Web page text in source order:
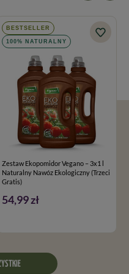
BESTSELLER
100% NATURALNY
Zestaw Ekopomidor Vegano – 3x1 l
Naturalny Nawóz Ekologiczny (Trzeci
Gratis)
54,99 zł